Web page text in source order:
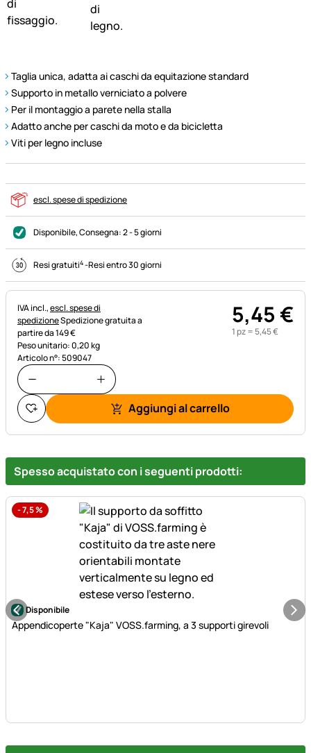
Taglia unica, adatta ai caschi da equitazione standard
Supporto in metallo verniciato a polvere
Per il montaggio a parete nella stalla
Adatto anche per caschi da moto e da bicicletta
Viti per legno incluse
escl. spese di spedizione
Disponibile, Consegna:2 - 5 giorni
Resi gratuiti4-Resi entro 30 giorni
Informazioni fiscali:
IVA incl.,escl. spese di
spedizioneSpedizione gratuita a
partire da 149 €
Peso unitario: 0,20 kg
Articolo n°: 509047
5,45€
1 pz = 5,45€
Aggiungi al carrello
Spesso acquistato con i seguenti prodotti:
-7,5%
Disponibile
Appendicoperte "Kaja" VOSS.farming, a 3 supporti girevoli